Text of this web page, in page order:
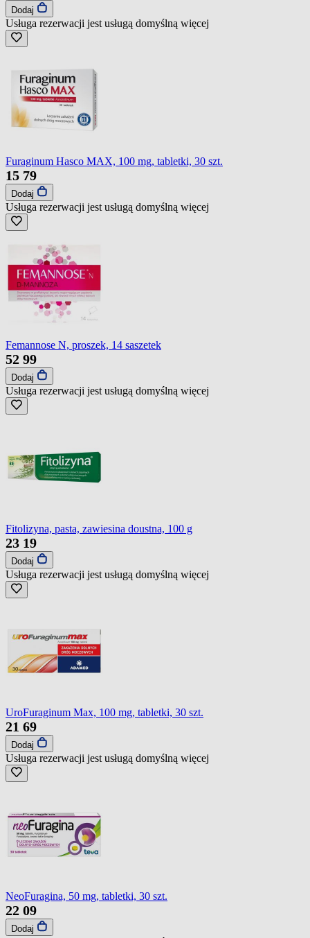
Dodaj
Usługa rezerwacji jest usługą domyślną więcej
Furaginum Hasco MAX, 100 mg, tabletki, 30 szt.
15 79
Dodaj
Usługa rezerwacji jest usługą domyślną więcej
Femannose N, proszek, 14 saszetek
52 99
Dodaj
Usługa rezerwacji jest usługą domyślną więcej
Fitolizyna, pasta, zawiesina doustna, 100 g
23 19
Dodaj
Usługa rezerwacji jest usługą domyślną więcej
UroFuraginum Max, 100 mg, tabletki, 30 szt.
21 69
Dodaj
Usługa rezerwacji jest usługą domyślną więcej
NeoFuragina, 50 mg, tabletki, 30 szt.
22 09
Dodaj